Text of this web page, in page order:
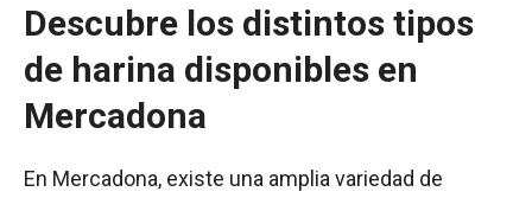
Descubre los distintos tipos
de harina disponibles en
Mercadona
En Mercadona, existe una amplia variedad de